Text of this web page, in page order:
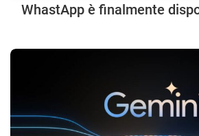
WhastApp è finalmente